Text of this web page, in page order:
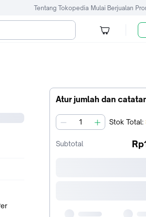
Tentang Tokopedia Mulai Berjualan
Atur jumlah dan
jumlah Stok Total:
Subtotal